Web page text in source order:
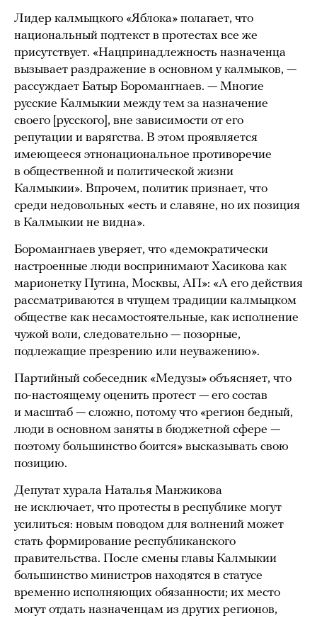
Лидер калмыцкого «Яблока» полагает, что
национальный подтекст в протестах все же
присутствует. «Нацпринадлежность назначенца
вызывает раздражение в основном у калмыков, —
рассуждает Батыр Боромангнаев. — Многие
русские Калмыкии между тем за назначение
своего [русского], вне зависимости от его
репутации и варягства. В этом проявляется
имеющееся этнонациональное противоречие
в общественной и политической жизни
Калмыкии». Впрочем, политик признает, что
среди недовольных «есть и славяне, но их позиция
в Калмыкии не видна».
Боромангнаев уверяет, что «демократически
настроенные люди воспринимают Хасикова как
марионетку Путина, Москвы, АП»: «А его действия
рассматриваются в чтущем традиции калмыцком
обществе как несамостоятельные, как исполнение
чужой воли, следовательно — позорные,
подлежащие презрению или неуважению».
Партийный собеседник «Медузы» объясняет, что
по-настоящему оценить протест — его состав
и масштаб — сложно, потому что «регион бедный,
люди в основном заняты в бюджетной сфере —
поэтому большинство боится» высказывать свою
позицию.
Депутат хурала Наталья Манжикова
не исключает, что протесты в республике могут
усилиться: новым поводом для волнений может
стать формирование республиканского
правительства. После смены главы Калмыкии
большинство министров находятся в статусе
временно исполняющих обязанности; их место
могут отдать назначенцам из других регионов,